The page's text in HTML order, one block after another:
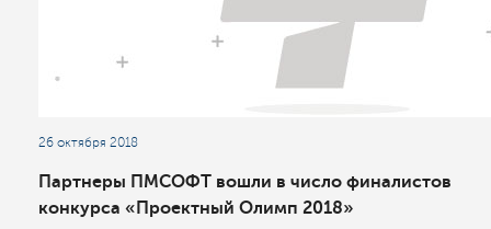
26 октября 2018
Партнеры ПМСОФТ вошли в число финалистов
конкурса «Проектный Олимп 2018»